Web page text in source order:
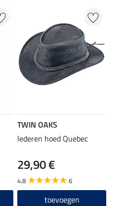
TWIN OAKS
lederen hoed Quebec
29,90 €
4.8 6
toevoegen